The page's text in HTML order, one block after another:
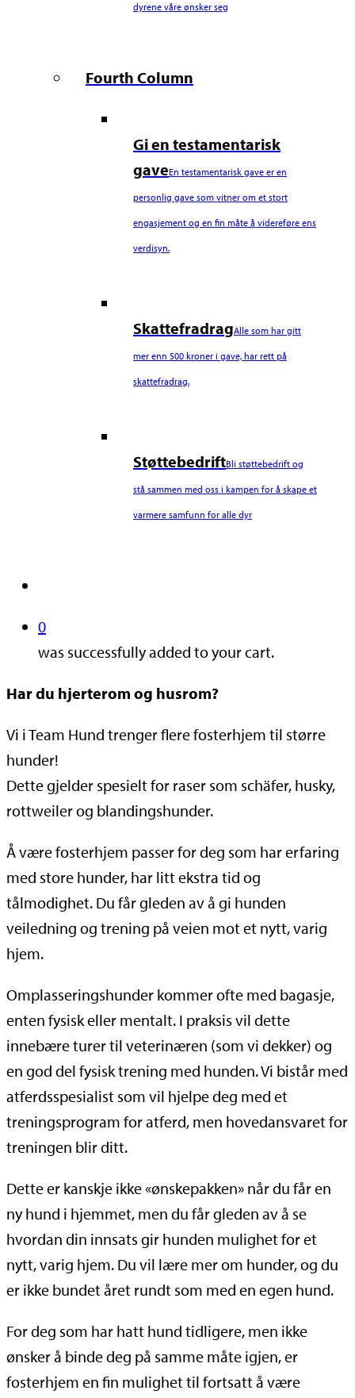
dyrene våre ønsker seg
Fourth Column
Gi en testamentarisk
gaveEn testamentarisk gave er en
personlig gave som vitner om et stort
engasjement og en fin måte å videreføre ens
verdisyn.
SkattefradragAlle som har gitt
mer enn 500 kroner i gave, har rett på
skattefradrag.
StøttebedriftBli støttebedrift og
stå sammen med oss i kampen for å skape et
varmere samfunn for alle dyr
0
was successfully added to your cart.
Har du hjerterom og husrom?
Vi i Team Hund trenger flere fosterhjem til større
hunder!
Dette gjelder spesielt for raser som schäfer, husky,
rottweiler og blandingshunder.
Å være fosterhjem passer for deg som har erfaring
med store hunder, har litt ekstra tid og
tålmodighet. Du får gleden av å gi hunden
veiledning og trening på veien mot et nytt, varig
hjem.
Omplasseringshunder kommer ofte med bagasje,
enten fysisk eller mentalt. I praksis vil dette
innebære turer til veterinæren (som vi dekker) og
en god del fysisk trening med hunden. Vi bistår med
atferdsspesialist som vil hjelpe deg med et
treningsprogram for atferd, men hovedansvaret for
treningen blir ditt.
Dette er kanskje ikke «ønskepakken» når du får en
ny hund i hjemmet, men du får gleden av å se
hvordan din innsats gir hunden mulighet for et
nytt, varig hjem. Du vil lære mer om hunder, og du
er ikke bundet året rundt som med en egen hund.
For deg som har hatt hund tidligere, men ikke
ønsker å binde deg på samme måte igjen, er
fosterhjem en fin mulighet til fortsatt å være